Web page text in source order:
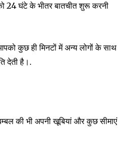
24 घंटे के भीतर बातचीत शुरू करनी
कुछ ही मिनटों में अन्य लोगों के साथ
देती है।.
की भी अपनी खूबियां और कुछ सीमाएं